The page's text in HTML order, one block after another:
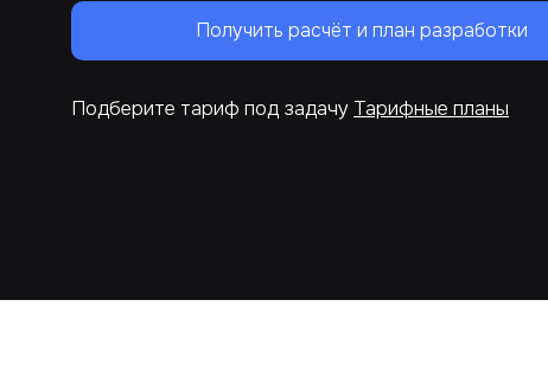
Получить расчёт и план разработки
Подберите тариф под задачу Тарифные планы